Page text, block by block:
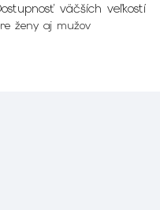
väčších veľkostí
ženy aj mužov